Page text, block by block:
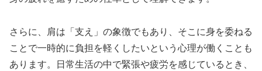
さらに、肩は「支え」の象徴でもあり、そこに身を委ねる
ことで一時的に負担を軽くしたいという心理が働くことも
あります。日常生活の中で緊張や疲労を感じているとき、